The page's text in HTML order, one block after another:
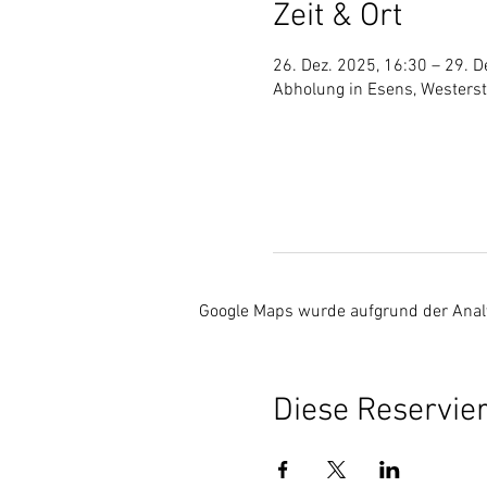
Zeit & Ort
26. Dez. 2025, 16:30 – 29.
Abholung in Esens,
Google Maps wurde aufgrund der
Diese